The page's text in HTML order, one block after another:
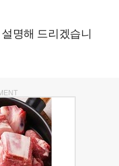
명해 드리겠습니